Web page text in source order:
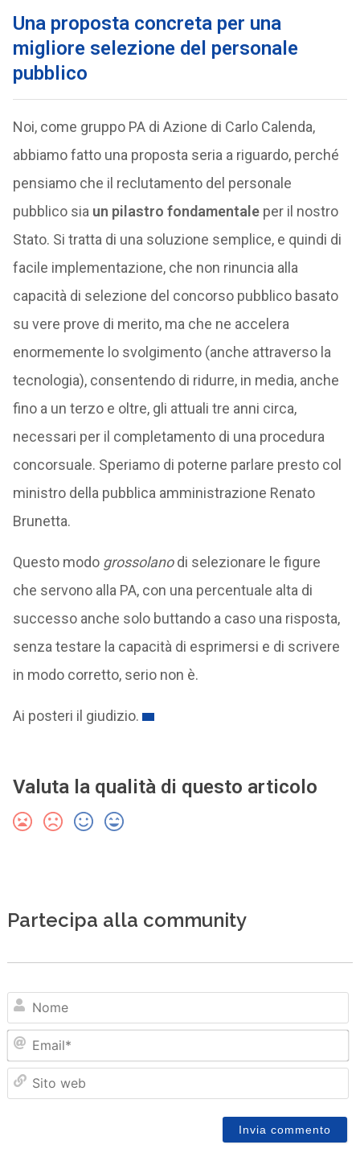
Una proposta concreta per una
migliore selezione del personale
pubblico
Noi, come gruppo PA di Azione di Carlo Calenda,
abbiamo fatto una proposta seria a riguardo, perché
pensiamo che il reclutamento del personale
pubblico sia un pilastro fondamentaleper il nostro
Stato. Si tratta di una soluzione semplice, e quindi di
facile implementazione, che non rinuncia alla
capacità di selezione del concorso pubblico basato
su vere prove di merito, ma che ne accelera
enormemente lo svolgimento (anche attraverso la
tecnologia), consentendo di ridurre, in media, anche
fino a un terzo e oltre, gli attuali tre anni circa,
necessari per il completamento di una procedura
concorsuale. Speriamo di poterne parlare presto col
ministro della pubblica amministrazione Renato
Brunetta.
Questo modo grossolanodi selezionare le figure
che servono alla PA, con una percentuale alta di
successo anche solo buttando a caso una risposta,
senza testare la capacità di esprimersi e di scrivere
in modo corretto, serio non è.
Ai posteri il giudizio.
Valuta la qualità di questo articolo
Partecipa alla community